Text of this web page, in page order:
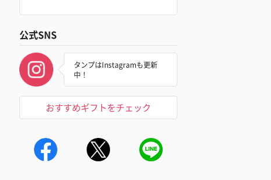
公式SNS
タンプはInstagramも更新
中！
おすすめギフトをチェック